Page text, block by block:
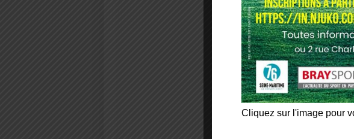
Cliquez sur l'image pour